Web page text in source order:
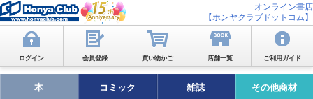
オンライン書店
【ホンヤクラブドットコム】
ログイン 会員登録 買い物かご 店舗一覧 ご利用ガイド
本 コミック 雑誌 その他商材